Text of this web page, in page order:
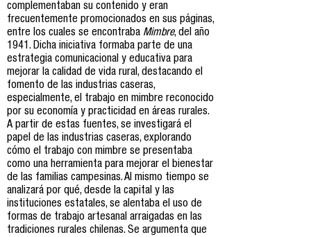
complementaban su contenido y eran
frecuentemente promocionados en sus páginas,
entre los cuales se encontraba Mimbre, del año
1941. Dicha iniciativa formaba parte de una
estrategia comunicacional y educativa para
mejorar la calidad de vida rural, destacando el
fomento de las industrias caseras,
especialmente, el trabajo en mimbre reconocido
por su economía y practicidad en áreas rurales.
A partir de estas fuentes, se investigará el
papel de las industrias caseras, explorando
cómo el trabajo con mimbre se presentaba
como una herramienta para mejorar el bienestar
de las familias campesinas. Al mismo tiempo se
analizará por qué, desde la capital y las
instituciones estatales, se alentaba el uso de
formas de trabajo artesanal arraigadas en las
tradiciones rurales chilenas. Se argumenta que